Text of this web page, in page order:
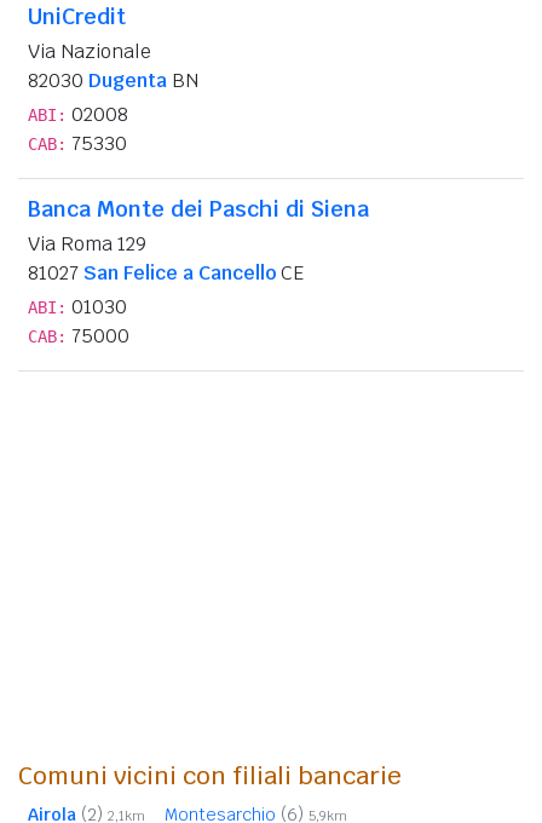
UniCredit
Via Nazionale
82030 Dugenta BN
ABI: 02008
CAB: 75330
Banca Monte dei Paschi di Siena
Via Roma 129
81027 San Felice a CancelloCE
ABI: 01030
CAB: 75000
Comuni vicini con filiali bancarie
Airola (2) 2,1km Montesarchio (6) 5,9km